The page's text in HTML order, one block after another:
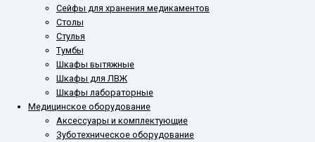
Сейфы для хранения медикаментов
Столы
Стулья
Тумбы
Шкафы вытяжные
Шкафы для ЛВЖ
Шкафы лабораторные
Медицинское оборудование
Аксессуары и комплектующие
Зуботехническое оборудование